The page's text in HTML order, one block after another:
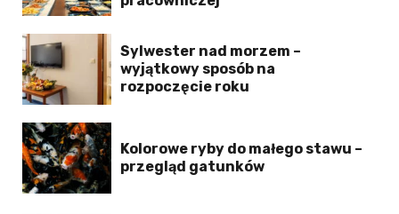
Sylwester nad morzem –
wyjątkowy sposób na
rozpoczęcie roku
Kolorowe ryby do małego stawu –
przegląd gatunków